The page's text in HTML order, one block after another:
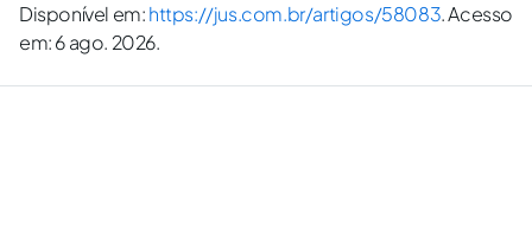
Disponível em:https://jus.com.br/artigos/58083. Acesso
em: 6 ago. 2026.